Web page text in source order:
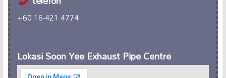
+60 16-421 4774
Lokasi Soon Yee Exhaust Pipe Centre